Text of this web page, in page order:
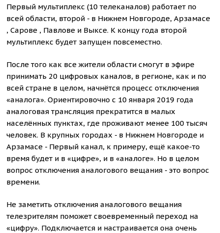
Первый мультиплекс (10 телеканалов) работает по
всей области, второй - в Нижнем Новгороде, Арзамасе
, Сарове , Павлове и Выксе. К концу года второй
мультиплекс будет запущен повсеместно.
После того как все жители области смогут в эфире
принимать 20 цифровых каналов, в регионе, как и по
всей стране в целом, начнётся процесс отключения
«аналога». Ориентировочно с 10 января 2019 года
аналоговая трансляция прекратится в малых
населённых пунктах, где проживают менее 100 тысяч
человек. В крупных городах - в Нижнем Новгороде и
Арзамасе - Первый канал, к примеру, ещё какое-то
время будет и в «цифре», и в «аналоге». Но в целом
вопрос отключения аналогового вещания - это вопрос
времени.
Не заметить отключения аналогового вещания
телезрителям поможет своевременный переход на
«цифру». Подключается и настраивается она очень